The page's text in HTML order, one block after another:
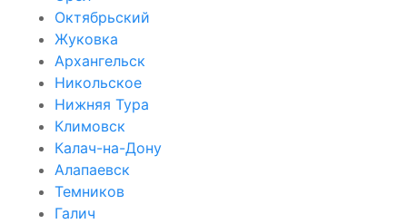
Октябрьский
Жуковка
Архангельск
Никольское
Нижняя Тура
Климовск
Калач-на-Дону
Алапаевск
Темников
Галич